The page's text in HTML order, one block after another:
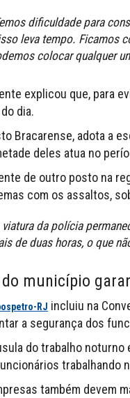
dificuldade para
leva tempo. Ficamos
colocar qualquer
explicou que, para
dia.
Bracarense, adota a
deles atua no
de outro posto na
com os assaltos,
viatura da polícia
de duas horas, o que
do município
RJ incluiu na
a segurança dos
do trabalho
trabalhando
também devem